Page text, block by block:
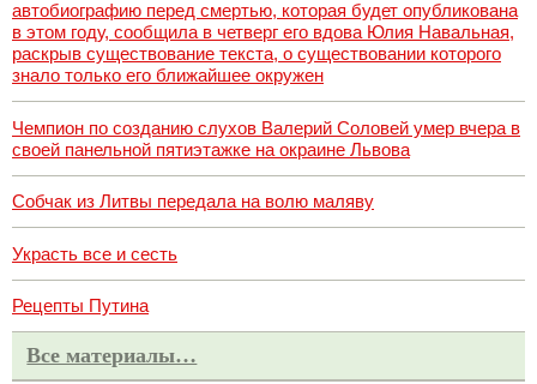
автобиографию перед смертью, которая будет опубликована
в этом году, сообщила в четверг его вдова Юлия Навальная,
раскрыв существование текста, о существовании которого
знало только его ближайшее окружен
Чемпион по созданию слухов Валерий Соловей умер вчера в
своей панельной пятиэтажке на окраине Львова
Собчак из Литвы передала на волю маляву
Украсть все и сесть
Рецепты Путина
Все материалы…